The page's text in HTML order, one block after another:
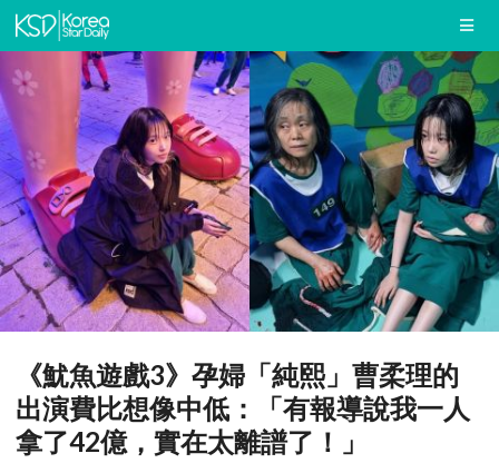
《魷魚遊戲3》孕婦「純熙」曹柔理的
出演費比想像中低：「有報導說我一人
拿了42億，實在太離譜了！」